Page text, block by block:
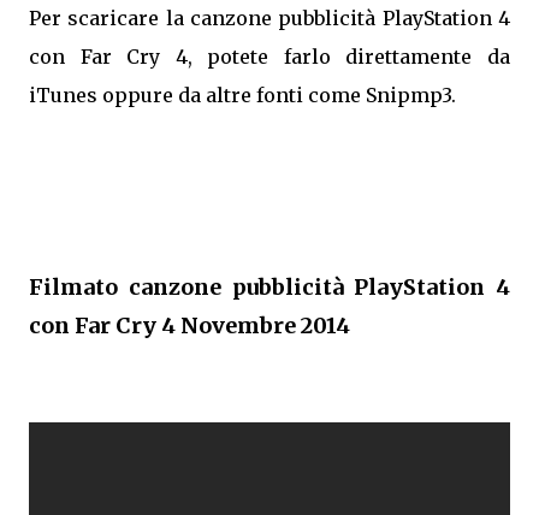
Per scaricare la canzone pubblicità PlayStation 4
con Far Cry 4, potete farlo direttamente da
iTunes oppure da altre fonti come Snipmp3.
Filmato canzone pubblicità PlayStation 4
con Far Cry 4 Novembre 2014